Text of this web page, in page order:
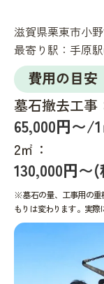
滋賀県栗東市小
最寄り駅： 手原
費用の目安
墓石撤去工事
65,000円〜/
2㎡：
130,000円〜
※墓石の量、工事用の重
もりは変わります。実際